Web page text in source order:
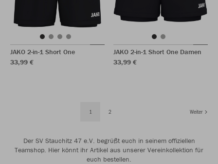
JAKO 2-in-1 Short One
33,99 €
JAKO 2-in-1 Short One Damen
33,99 €
1 2 Weiter
Der SV Stauchitz 47 e.V. begrüßt euch in seinem offiziellen
Teamshop. Hier könnt ihr Artikel aus unserer Vereinkollektion für
euch bestellen.